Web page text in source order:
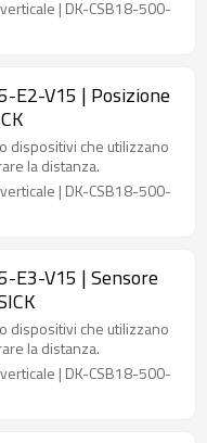
| DK-CSB18-500-
E2-V15 | Posizione
dispositivi che utilizzano
la distanza.
| DK-CSB18-500-
E3-V15 | Sensore
dispositivi che utilizzano
la distanza.
| DK-CSB18-500-